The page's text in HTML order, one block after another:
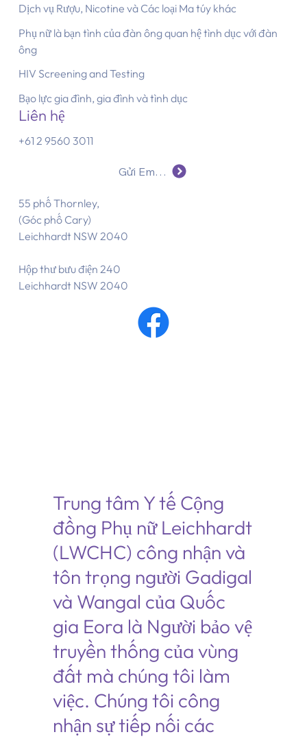
Dịch vụ Rượu, Nicotine và Các loại Ma túy khác
Phụ nữ là bạn tình của đàn ông quan hệ tình dục với đàn
ông
HIV Screening and Testing
Bạo lực gia đình, gia đình và tình dục
Liên hệ
+61 2 9560 3011
Gửi Email Cho Chúng Tôi
55 phố Thornley,
(Góc phố Cary)
Leichhardt NSW 2040
Hộp thư bưu điện 240
Leichhardt NSW 2040
Trung tâm Y tế Cộng
đồng Phụ nữ Leichhardt
(LWCHC) công nhận và
tôn trọng người Gadigal
và Wangal của Quốc
gia Eora là Người bảo vệ
truyền thống của vùng
đất mà chúng tôi làm
việc. Chúng tôi công
nhận sự tiếp nối các